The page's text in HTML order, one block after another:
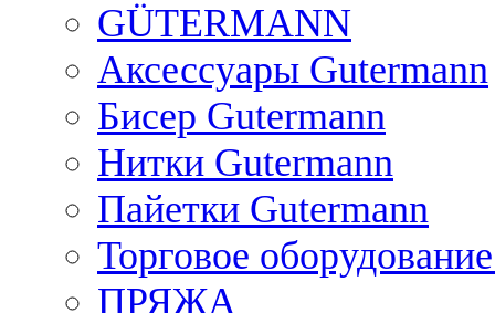
GÜTERMANN
Аксессуары Gutermann
Бисер Gutermann
Нитки Gutermann
Пайетки Gutermann
Торговое
ПРЯЖА